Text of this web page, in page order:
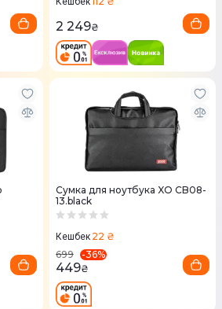
2 249₴
Сумка для ноутбука XO CB08-
13.black
Кешбек 22 ₴
699
-36%
449₴